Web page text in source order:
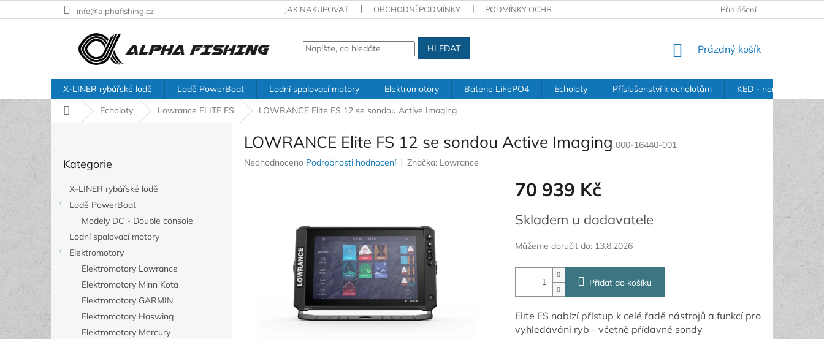
na
info@alphafishing.cz JAK NAKUPOVAT OBCHODNÍ PODMÍNKY PODMÍNKY OCHRANY OSOBNÍCH ÚDAJŮ Přihlášení
HLEDAT
NÁKUPNÍ
Prázdný košík
X-LINER rybářské lodě Lodě PowerBoat Lodní spalovací motory Elektromotory Baterie LiFePO4 Echoloty Příslušenství k echolotům
KED - nerezové
Domů
Echoloty Lowrance ELITE FS LOWRANCE Elite FS 12 se sondou Active Imaging
kategorie
Kategorie
X-LINER rybářské lodě
Lodě PowerBoat
Modely DC - Double console
Lodní spalovací motory
Elektromotory
Elektromotory Lowrance
Elektromotory Minn Kota
Elektromotory GARMIN
Elektromotory Haswing
Elektromotory Mercury
LOWRANCE Elite FS 12 se sondou Active Imaging 000-16440-001
Průměrné
Neohodnoceno Podrobnosti hodnocení Značka: Lowrance
70 939 Kč
cena:
Skladem u dodavatele
Můžeme doručit do: 13.8.2026
Přidat do košíku
Elite FS nabízí přístup k celé řadě nástrojů a funkcí pro
vyhledávání ryb - včetně přídavné sondy